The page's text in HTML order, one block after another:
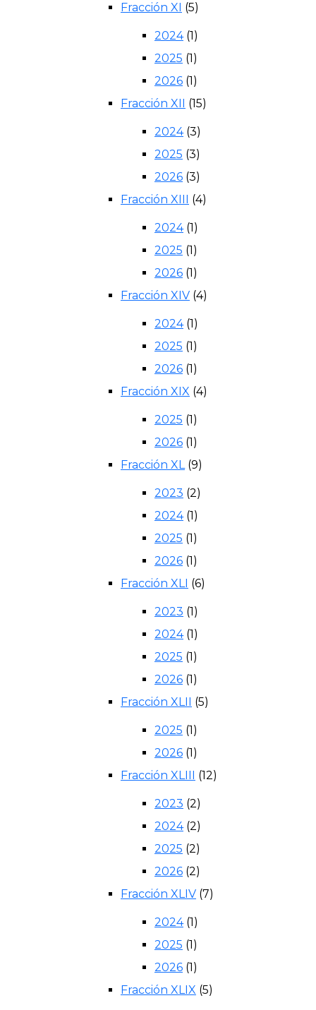
Fracción XI (5)
2024(1)
2025 (1)
2026 (1)
Fracción XII
(15)
2024(3)
2025 (3)
2026 (3)
Fracción XIII
(4)
2024(1)
2025 (1)
2026 (1)
Fracción XIV (4)
2024(1)
2025 (1)
2026 (1)
Fracción XIX (4)
2025 (1)
2026 (1)
Fracción XL(9)
2023 (2)
2024(1)
2025 (1)
2026 (1)
Fracción XLI (6)
2023 (1)
2024(1)
2025 (1)
2026 (1)
Fracción XLII
(5)
2025 (1)
2026 (1)
Fracción XLIII
(12)
2023 (2)
2024(2)
2025 (2)
2026 (2)
Fracción XLIV (7)
2024(1)
2025 (1)
2026 (1)
Fracción XLIX (5)